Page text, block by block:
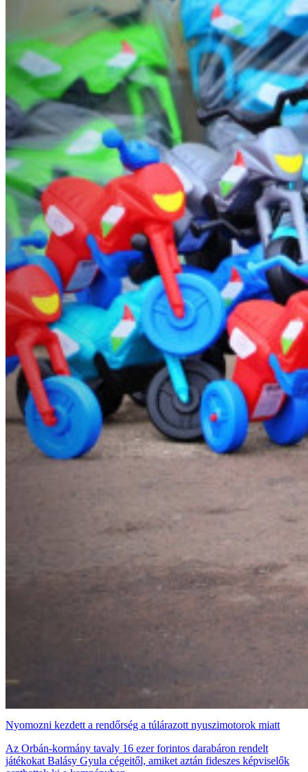
Nyomozni kezdett a rendőrség a túlárazott nyuszimotorok miatt
Az Orbán-kormány tavaly 16 ezer forintos darabáron rendelt
játékokat Balásy Gyula cégeitől, amiket aztán fideszes képviselők